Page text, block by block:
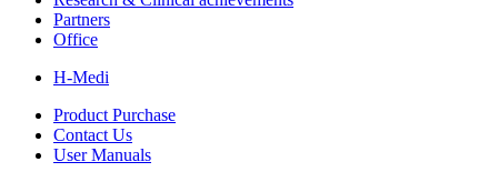
Partners
Office
H-Medi
Product Purchase
Contact Us
User Manuals